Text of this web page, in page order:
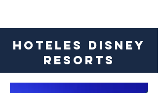
HOTELES DISNEY
RESORTS